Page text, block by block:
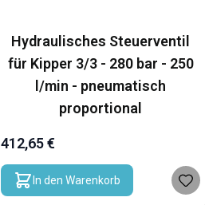
Hydraulisches Steuerventil
für Kipper 3/3 - 280 bar - 250
l/min - pneumatisch
proportional
412,65 €
In den Warenkorb